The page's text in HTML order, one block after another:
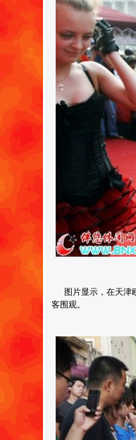
图片显示，在天津
客围观。